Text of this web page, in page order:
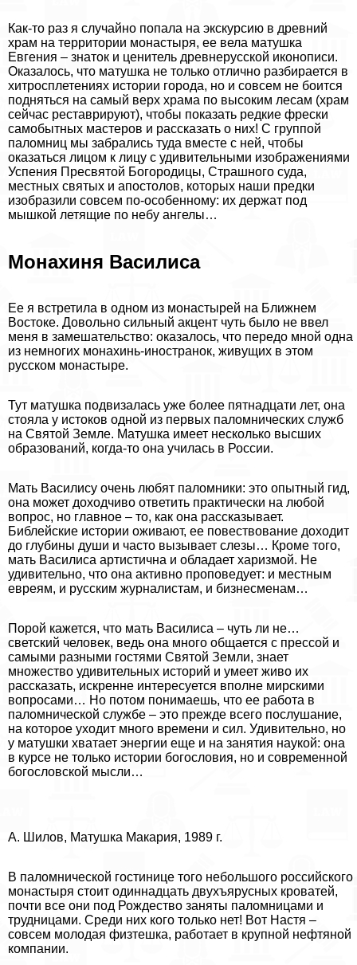
Как-то раз я случайно попала на экскурсию в древний
храм на территории монастыря, ее вела матушка
Евгения – знаток и ценитель древнерусской иконописи.
Оказалось, что матушка не только отлично разбирается в
хитросплетениях истории города, но и совсем не боится
подняться на самый верх храма по высоким лесам (храм
сейчас реставрируют), чтобы показать редкие фрески
самобытных мастеров и рассказать о них! С группой
паломниц мы забрались туда вместе с ней, чтобы
оказаться лицом к лицу с удивительными изображениями
Успения Пресвятой Богородицы, Страшного суда,
местных святых и апостолов, которых наши предки
изобразили совсем по-особенному: их держат под
мышкой летящие по небу ангелы…
Монахиня Василиса
Ее я встретила в одном из монастырей на Ближнем
Востоке. Довольно сильный акцент чуть было не ввел
меня в замешательство: оказалось, что передо мной одна
из немногих монахинь-иностранок, живущих в этом
русском монастыре.
Тут матушка подвизалась уже более пятнадцати лет, она
стояла у истоков одной из первых паломнических служб
на Святой Земле. Матушка имеет несколько высших
образований, когда-то она училась в России.
Мать Василису очень любят паломники: это опытный гид,
она может доходчиво ответить пpaктически на любой
вопрос, но главное – то, как она рассказывает.
Библейские истории оживают, ее повествование доходит
до глубины души и часто вызывает слезы… Кроме того,
мать Василиса артистична и обладает харизмой. Не
удивительно, что она активно проповедует: и местным
евреям, и русским журналистам, и бизнесменам…
Порой кажется, что мать Василиса – чуть ли не…
светский человек, ведь она много общается с прессой и
самыми разными гостями Святой Земли, знает
множество удивительных историй и умеет живо их
рассказать, искренне интересуется вполне мирскими
вопросами… Но потом понимаешь, что ее работа в
паломнической службе – это прежде всего послушание,
на которое уходит много времени и сил. Удивительно, но
у матушки хватает энергии еще и на занятия наукой: она
в курсе не только истории богословия, но и современной
богословской мысли…
А. Шилов, Матушка Макария, 1989 г.
В паломнической гостинице того небольшого российского
монастыря стоит одиннадцать двухъярусных кроватей,
почти все они под Рождество заняты паломницами и
трудницами. Среди них кого только нет! Вот Настя –
совсем молодая физтешка, работает в крупной нефтяной
компании.